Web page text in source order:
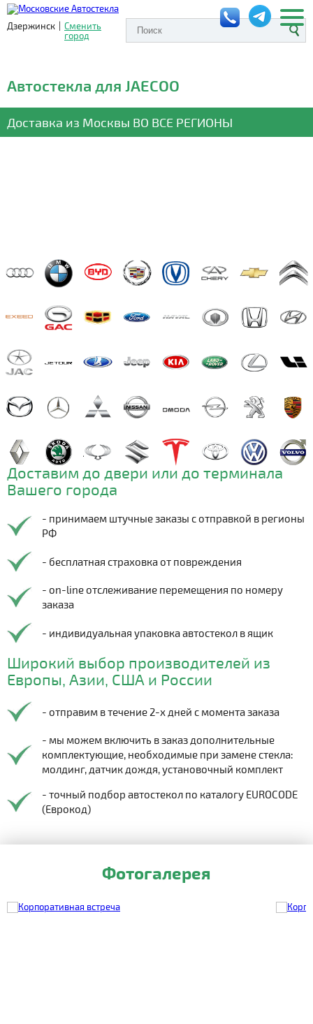
Дзержинск | Сменить
город
Автостекла для JAECOO
Доставка из Москвы ВО ВСЕ РЕГИОНЫ
Доставим до двери или до терминала
Вашего города
- принимаем штучные заказы с отправкой в регионы
РФ
- бесплатная страховка от повреждения
- on-line отслеживание перемещения по номеру
заказа
- индивидуальная упаковка автостекол в ящик
Широкий выбор производителей из
Европы, Азии, США и России
- отправим в течение 2-х дней с момента заказа
- мы можем включить в заказ дополнительные
комплектующие, необходимые при замене стекла:
молдинг, датчик дождя, установочный комплект
- точный подбор автостекол по каталогу EUROCODE
(Еврокод)
Фотогалерея